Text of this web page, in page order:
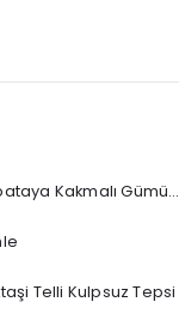
Papataya Kakmalı Gümüş Sürahi
Telli Kulpsuz Tepsi